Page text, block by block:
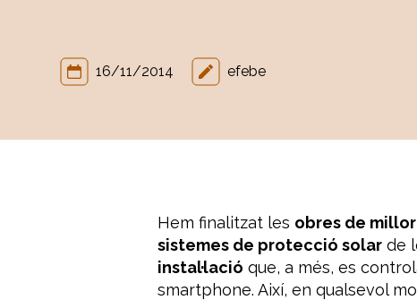
16/11/2014 efebe
Hem finalitzat les obres de
sistemes de protecció solarde
instal·lació que, a més, es
smartphone. Així, en qualsevol